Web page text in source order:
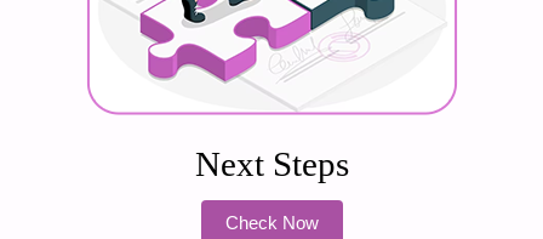
Next Steps
Check Now